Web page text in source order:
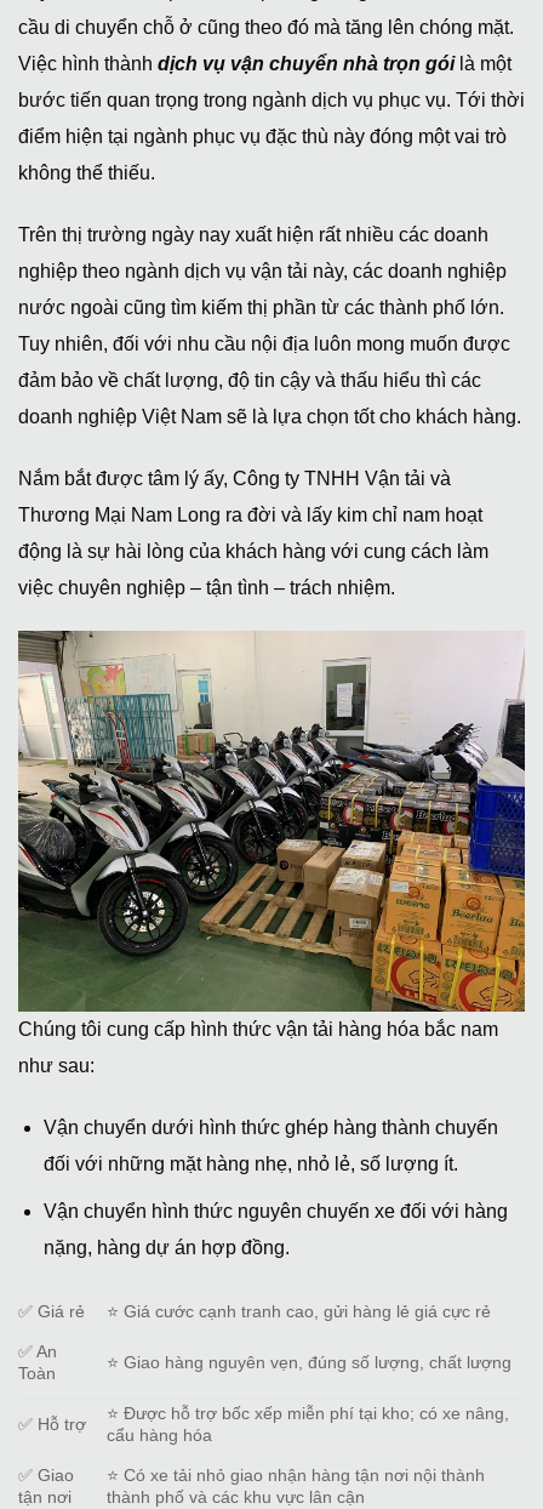
cầu di chuyển chỗ ở cũng theo đó mà tăng lên chóng mặt.
Việc hình thành dịch vụ vận chuyển nhà trọn góilà một
bước tiến quan trọng trong ngành dịch vụ phục vụ. Tới thời
điểm hiện tại ngành phục vụ đặc thù này đóng một vai trò
không thể thiếu.
Trên thị trường ngày nay xuất hiện rất nhiều các doanh
nghiệp theo ngành dịch vụ vận tải này, các doanh nghiệp
nước ngoài cũng tìm kiếm thị phần từ các thành phố lớn.
Tuy nhiên, đối với nhu cầu nội địa luôn mong muốn được
đảm bảo về chất lượng, độ tin cậy và thấu hiểu thì các
doanh nghiệp Việt Nam sẽ là lựa chọn tốt cho khách hàng.
Nắm bắt được tâm lý ấy, Công ty TNHH Vận tải và
Thương Mại Nam Long ra đời và lấy kim chỉ nam hoạt
động là sự hài lòng của khách hàng với cung cách làm
việc chuyên nghiệp – tận tình – trách nhiệm.
Chúng tôi cung cấp hình thức vận tải hàng hóa bắc nam
như sau:
Vận chuyển dưới hình thức ghép hàng thành chuyến
đối với những mặt hàng nhẹ, nhỏ lẻ, số lượng ít.
Vận chuyển hình thức nguyên chuyến xe đối với hàng
nặng, hàng dự án hợp đồng.
✅ Giá rẻ ⭐ Giá cước cạnh tranh cao, gửi hàng lẻ giá cực rẻ
✅ An
Toàn
⭐ Giao hàng nguyên vẹn, đúng số lượng, chất lượng
✅ Hỗ trợ
⭐ Được hỗ trợ bốc xếp miễn phí tại kho; có xe nâng,
cẩu hàng hóa
✅ Giao
tận nơi
⭐ Có xe tải nhỏ giao nhận hàng tận nơi nội thành
thành phố và các khu vực lân cận